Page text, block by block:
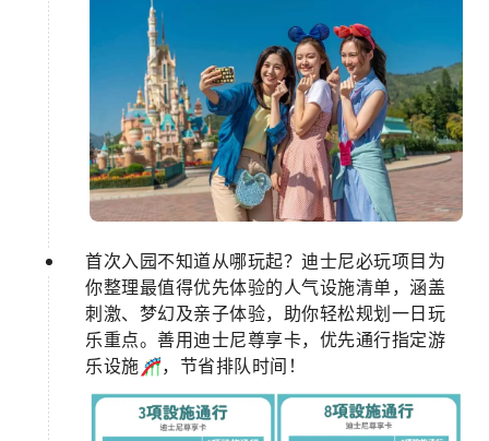
首次入园不知道从哪玩起？迪士尼必玩项目为
你整理最值得优先体验的人气设施清单，涵盖
刺激、梦幻及亲子体验，助你轻松规划一日玩
乐重点。善用迪士尼尊享卡，优先通行指定游
乐设施🎢，节省排队时间！